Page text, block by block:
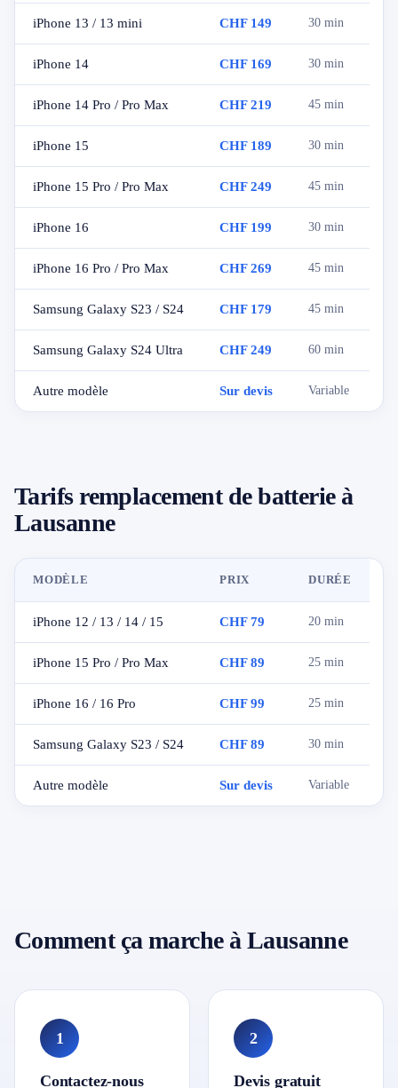
iPhone 13 / 13 mini CHF 149 30 min
iPhone 14 CHF 169 30 min
iPhone 14 Pro / Pro Max CHF 219 45 min
iPhone 15 CHF 189 30 min
iPhone 15 Pro / Pro Max CHF 249 45 min
iPhone 16 CHF 199 30 min
iPhone 16 Pro / Pro Max CHF 269 45 min
Samsung Galaxy S23 / S24 CHF 179 45 min
Samsung Galaxy S24 Ultra CHF 249 60 min
Autre modèle Sur devis Variable
Tarifs remplacement de batterie à
Lausanne
MODÈLE PRIX DURÉE
iPhone 12 / 13 / 14 / 15 CHF 79 20 min
iPhone 15 Pro / Pro Max CHF 89 25 min
iPhone 16 / 16 Pro CHF 99 25 min
Samsung Galaxy S23 / S24 CHF 89 30 min
Autre modèle Sur devis Variable
Comment ça marche à Lausanne
1
Contactez-nous
2
Devis gratuit